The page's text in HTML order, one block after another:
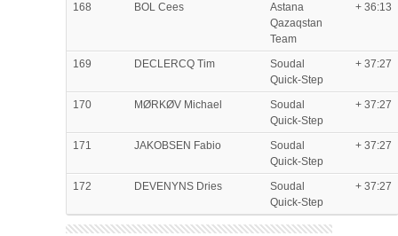
168 BOL Cees
Astana
Qazaqstan
Team
+ 36:13
169 DECLERCQ Tim
Soudal
Quick-Step
+ 37:27
170 MØRKØV Michael
Soudal
Quick-Step
+ 37:27
171 JAKOBSEN Fabio
Soudal
Quick-Step
+ 37:27
172 DEVENYNS Dries
Soudal
Quick-Step
+ 37:27